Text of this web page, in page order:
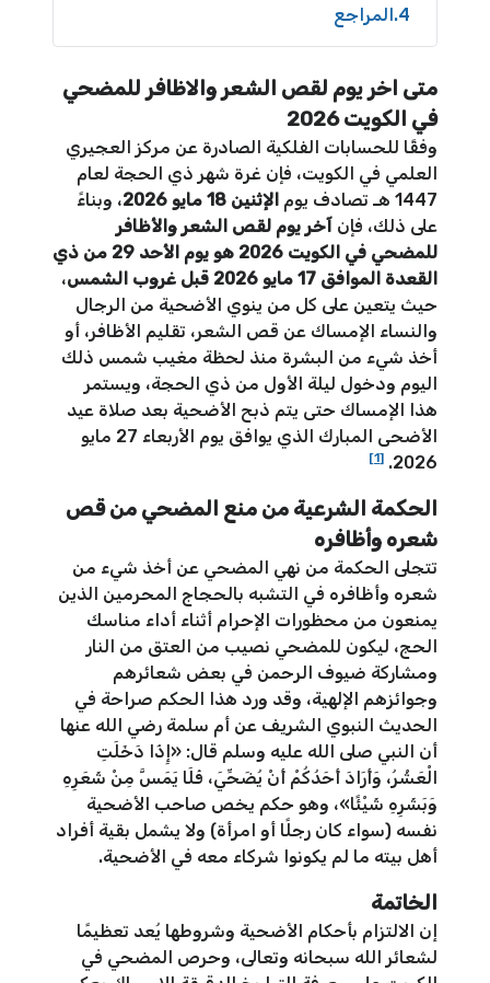
4 المراجع
متى اخر يوم لقص الشعر والاظافر للمضحي
في الكويت 2026
وفقًا للحسابات الفلكية الصادرة عن مركز العجيري
العلمي في الكويت، فإن غرة شهر ذي الحجة لعام
1447 هـ تصادف يوم
الإثنين 18 مايو 2026
، وبناءً
على ذلك، فإن آخر يوم لقص الشعر والأظافر
للمضحي في الكويت 2026 هو يوم الأحد 29 من ذي
القعدة الموافق 17 مايو 2026 قبل غروب الشمس
،
حيث يتعين على كل من ينوي الأضحية من الرجال
والنساء الإمساك عن قص الشعر، تقليم الأظافر، أو
أخذ شيء من البشرة منذ لحظة مغيب شمس ذلك
اليوم ودخول ليلة الأول من ذي الحجة، ويستمر
هذا الإمساك حتى يتم ذبح الأضحية بعد صلاة عيد
الأضحى المبارك الذي يوافق يوم الأربعاء 27 مايو
2026.
[1]
الحكمة الشرعية من منع المضحي من قص
شعره وأظافره
تتجلى الحكمة من نهي المضحي عن أخذ شيء من
شعره وأظافره في التشبه بالحجاج المحرمين الذين
يمنعون من محظورات الإحرام أثناء أداء مناسك
الحج، ليكون للمضحي نصيب من العتق من النار
ومشاركة ضيوف الرحمن في بعض شعائرهم
وجوائزهم الإلهية، وقد ورد هذا الحكم صراحة في
الحديث النبوي الشريف عن أم سلمة رضي الله عنها
أن النبي صلى الله عليه وسلم قال: «إِذَا دَخَلَتِ
الْعَشْرُ، وَأَرَادَ أَحَدُكُمْ أَنْ يُضَحِّيَ، فَلَا يَمَسَّ مِنْ شَعَرِهِ
وَبَشَرِهِ شَيْئًا»، وهو حكم يخص صاحب الأضحية
نفسه (سواء كان رجلًا أو امرأة) ولا يشمل بقية أفراد
أهل بيته ما لم يكونوا شركاء معه في الأضحية.
الخاتمة
إن الالتزام بأحكام الأضحية وشروطها يُعد تعظيمًا
لشعائر الله سبحانه وتعالى، وحرص المضحي في